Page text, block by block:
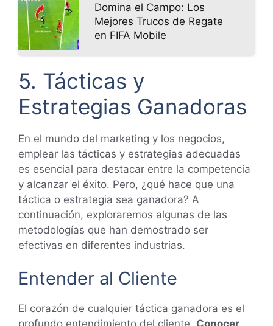
Domina el Campo: Los
Mejores Trucos de Regate
en FIFA Mobile
5. Tácticas y
Estrategias Ganadoras
En el mundo del marketing y los negocios,
emplear las tácticas y estrategias adecuadas
es esencial para destacar entre la competencia
y alcanzar el éxito. Pero, ¿qué hace que una
táctica o estrategia sea ganadora? A
continuación, exploraremos algunas de las
metodologías que han demostrado ser
efectivas en diferentes industrias.
Entender al Cliente
El corazón de cualquier táctica ganadora es el